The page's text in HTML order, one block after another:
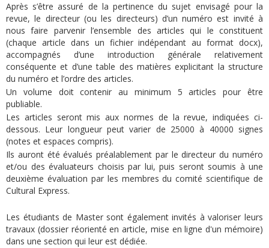
Après s’être assuré de la pertinence du sujet envisagé pour la
revue, le directeur (ou les directeurs) d’un numéro est invité à
nous faire parvenir l’ensemble des articles qui le constituent
(chaque article dans un fichier indépendant au format docx),
accompagnés d’une introduction générale relativement
conséquente et d’une table des matières explicitant la structure
du numéro et l’ordre des articles.
Un volume doit contenir au minimum 5 articles pour être
publiable.
Les articles seront mis aux normes de la revue, indiquées ci-
dessous. Leur longueur peut varier de 25000 à 40000 signes
(notes et espaces compris).
Ils auront été évalués préalablement par le directeur du numéro
et/ou des évaluateurs choisis par lui, puis seront soumis à une
deuxième évaluation par les membres du comité scientifique de
Cultural Express.
Les étudiants de Master sont également invités à valoriser leurs
travaux (dossier réorienté en article, mise en ligne d'un mémoire)
dans une section qui leur est dédiée.